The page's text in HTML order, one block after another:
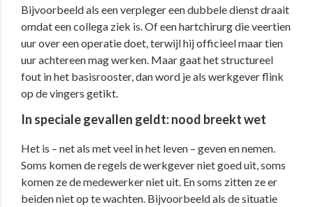
Bijvoorbeeld als een verpleger een dubbele dienst draait
omdat een collega ziek is. Of een hartchirurg die veertien
uur over een operatie doet, terwijl hij officieel maar tien
uur achtereen mag werken. Maar gaat het structureel
fout in het basisrooster, dan word je als werkgever flink
op de vingers getikt.
In speciale gevallen geldt: nood breekt wet
Het is – net als met veel in het leven – geven en nemen.
Soms komen de regels de werkgever niet goed uit, soms
komen ze de medewerker niet uit. En soms zitten ze er
beiden niet op te wachten. Bijvoorbeeld als de situatie